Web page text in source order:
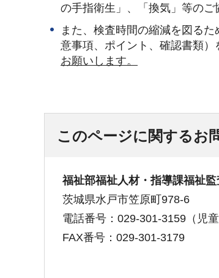
の手指衛生」、「換気」等のご
また、検査時間の縮減を図る
意事項、ポイント、確認書類）
お願いします。
このページに関するお
福祉部福祉人材・指導課福祉監
茨城県水戸市笠原町978-6
電話番号：029-301-3159（児
FAX番号：029-301-3179